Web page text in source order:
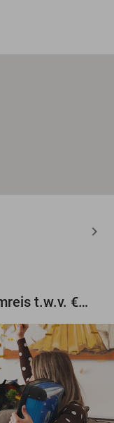
Maak gratis kans op een droomreis t.w.v. €3.000!